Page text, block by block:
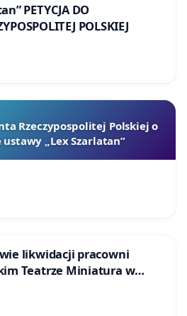
PETYCJA DO
POLSKIEJ
Rzeczypospolitej Polskiej o
„Lex Szarlatan”
likwidacji pracowni
Teatrze Miniatura w